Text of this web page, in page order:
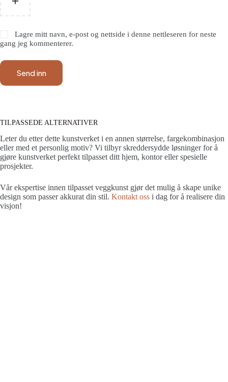
Lagre mitt navn, e-post og nettside i denne nettleseren for neste
gang jeg kommenterer.
Send inn
TILPASSEDE ALTERNATIVER
Leter du etter dette kunstverket i en annen størrelse, fargekombinasjon
eller med et personlig motiv? Vi tilbyr skreddersydde løsninger for å
gjøre kunstverket perfekt tilpasset ditt hjem, kontor eller spesielle
prosjekter.
Vår ekspertise innen tilpasset veggkunst gjør det mulig å skape unike
design som passer akkurat din stil. Kontakt oss i dag for å realisere din
visjon!